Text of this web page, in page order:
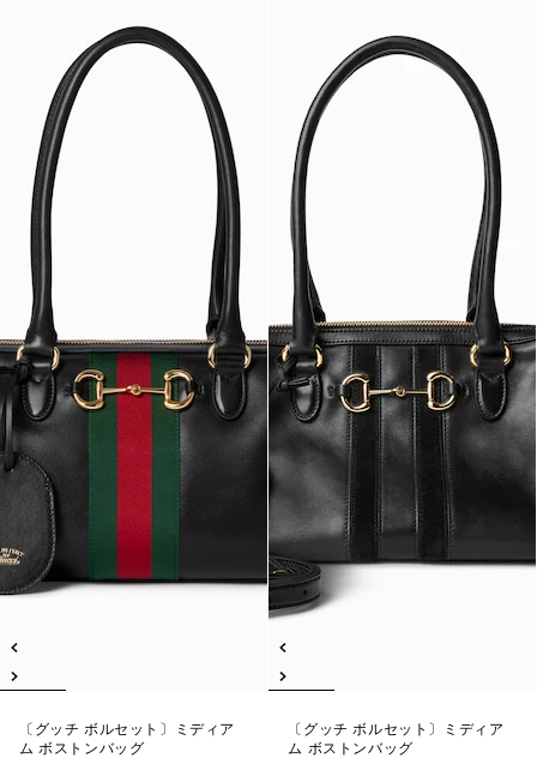
〔グッチ ボルセット〕ミディア
ム ボストンバッグ
〔グッチ ボルセット〕ミディア
ム ボストンバッグ